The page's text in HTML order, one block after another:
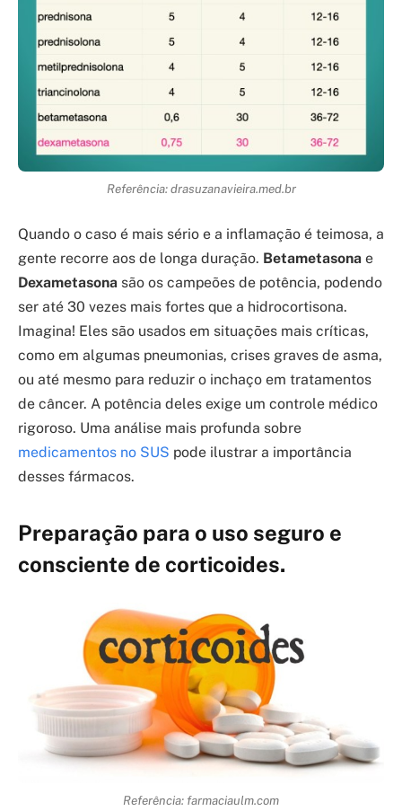
Referência: drasuzanavieira.med.br
Quando o caso é mais sério e a inflamação é teimosa, a
gente recorre aos de longa duração. Betametasona e
Dexametasona são os campeões de potência, podendo
ser até 30 vezes mais fortes que a hidrocortisona.
Imagina! Eles são usados em situações mais críticas,
como em algumas pneumonias, crises graves de asma,
ou até mesmo para reduzir o inchaço em tratamentos
de câncer. A potência deles exige um controle médico
rigoroso. Uma análise mais profunda sobre
medicamentos no SUS pode ilustrar a importância
desses fármacos.
Preparação para o uso seguro e
consciente de corticoides.
Referência: farmaciaulm.com